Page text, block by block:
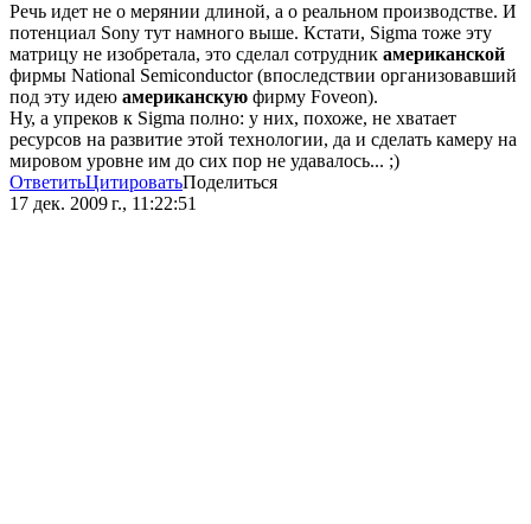
Речь идет не о мерянии длиной, а о реальном производстве. И
потенциал Sony тут намного выше. Кстати, Sigma тоже эту
матрицу не изобретала, это сделал сотрудник американской
фирмы National Semiconductor (впоследствии организовавший
под эту идею американскую фирму Foveon).
Ну, а упреков к Sigma полно: у них, похоже, не хватает
ресурсов на развитие этой технологии, да и сделать камеру на
мировом уровне им до сих пор не удавалось... ;)
ОтветитьЦитироватьПоделиться
17 дек. 2009 г., 11:22:51